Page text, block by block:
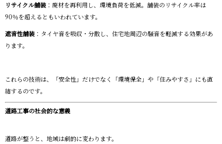
リサイクル舗装 ：廃材を再利用し、環境負荷を低減。舗装のリサイクル率は
90％を超えるともいわれています。
遮音性舗装 ：タイヤ音を吸収・分散し、住宅地周辺の騒音を軽減する効果があ
ります。
これらの技術は、「安全性」だけでなく「環境保全」や「住みやすさ」にも直
結するのです。
道路工事の社会的な意義
道路が整うと、地域は劇的に変わります。